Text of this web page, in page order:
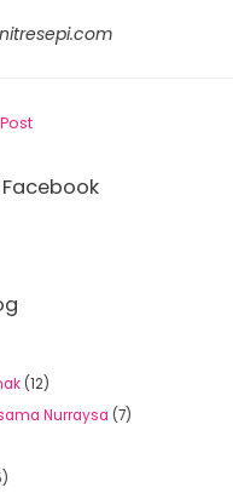
(12)
Nurraysa (7)